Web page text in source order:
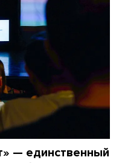
— единственный